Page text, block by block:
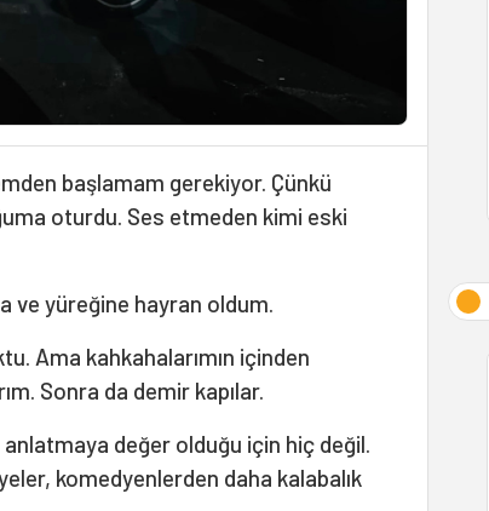
başlamam gerekiyor. Çünkü
oturdu. Ses etmeden kimi eski
ve yüreğine hayran oldum.
Ama kahkahalarımın içinden
Sonra da demir kapılar.
değer olduğu için hiç değil.
komedyenlerden daha kalabalık